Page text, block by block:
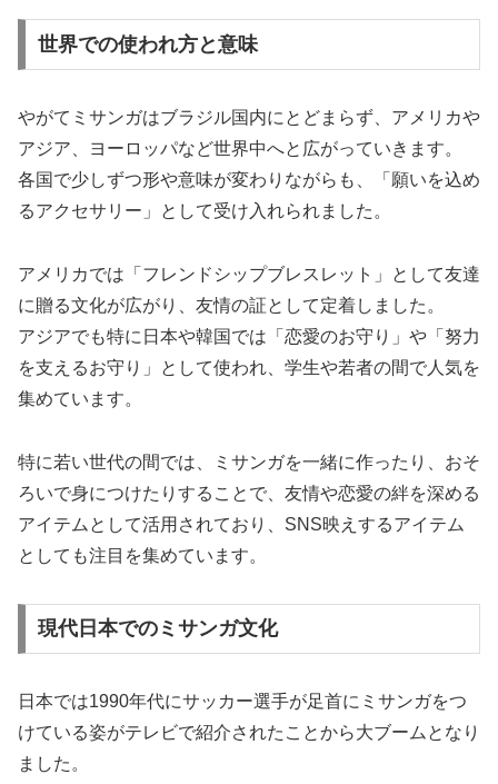
世界での使われ方と意味
やがてミサンガはブラジル国内にとどまらず、アメリカや
アジア、ヨーロッパなど世界中へと広がっていきます。
各国で少しずつ形や意味が変わりながらも、「願いを込め
るアクセサリー」として受け入れられました。
アメリカでは「フレンドシップブレスレット」として友達
に贈る文化が広がり、友情の証として定着しました。
アジアでも特に日本や韓国では「恋愛のお守り」や「努力
を支えるお守り」として使われ、学生や若者の間で人気を
集めています。
特に若い世代の間では、ミサンガを一緒に作ったり、おそ
ろいで身につけたりすることで、友情や恋愛の絆を深める
アイテムとして活用されており、SNS映えするアイテム
としても注目を集めています。
現代日本でのミサンガ文化
日本では1990年代にサッカー選手が足首にミサンガをつ
けている姿がテレビで紹介されたことから大ブームとなり
ました。